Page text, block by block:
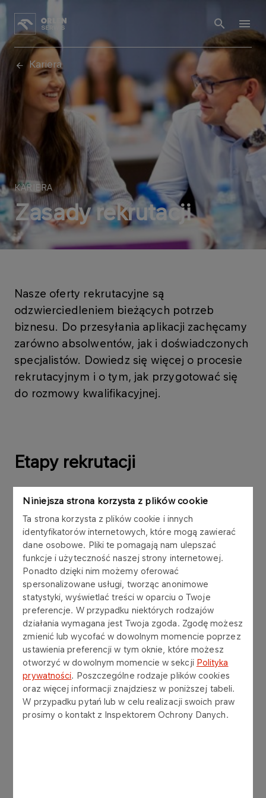
Niniejsza strona korzysta z plików cookie
Ta strona korzysta z plików cookie i innych
identyfikatorów internetowych, które mogą zawierać
dane osobowe. Pliki te pomagają nam ulepszać
funkcje i użyteczność naszej strony internetowej.
Ponadto dzięki nim możemy oferować
spersonalizowane usługi, tworząc anonimowe
statystyki, wyświetlać treści w oparciu o Twoje
preferencje. W przypadku niektórych rodzajów
działania wymagana jest Twoja zgoda. Zgodę możesz
zmienić lub wycofać w dowolnym momencie poprzez
ustawienia preferencji w tym oknie, które możesz
otworzyć w dowolnym momencie w sekcji Polityka
prywatności. Poszczególne rodzaje plików cookies
oraz więcej informacji znajdziesz w poniższej tabeli.
W przypadku pytań lub w celu realizacji swoich praw
prosimy o kontakt z Inspektorem Ochrony Danych.
Kariera
KARIERA
Zasady rekrutacji
Nasze oferty rekrutacyjne są
odzwierciedleniem bieżących potrzeb
biznesu. Do przesyłania aplikacji zachęcamy
zarówno absolwentów, jak i doświadczonych
specjalistów. Dowiedz się więcej o procesie
rekrutacyjnym i o tym, jak przygotować się
do rozmowy kwalifikacyjnej.
Etapy rekrutacji
01.Aplikowanie
02. Wstępna selekcja aplikacji
03. Spotkanie rekrutacyjne
04. Wybór kandydata i
złożenie oferty pracy
05. Witamy w ORLEN Serwis!